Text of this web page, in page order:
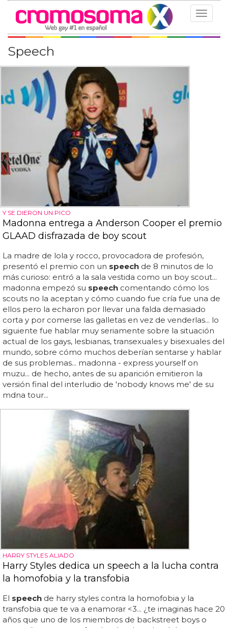
Toggle
Speech
Y SE DIERON UN PICO
Madonna entrega a Anderson Cooper el premio
GLAAD disfrazada de boy scout
La madre de lola y rocco, provocadora de profesión,
presentó el premio con un speech de 8 minutos de lo
más curioso: entró a la sala vestida como un boy scout...
madonna empezó su speech comentando cómo los
scouts no la aceptan y cómo cuando fue cría fue una de
ellos pero la echaron por llevar una falda demasiado
corta y por comerse las galletas en vez de venderlas... lo
siguiente fue hablar muy seriamente sobre la situación
actual de los gays, lesbianas, transexuales y bisexuales del
mundo, sobre cómo muchos deberían sentarse y hablar
de sus problemas... madonna - express yourself on
muzu... de hecho, antes de su aparición emitieron la
versión final del interludio de 'nobody knows me' de su
mdna tour...
HARRY STYLES ALIADO
Harry Styles dedica un speech a la lucha contra
la homofobia y la transfobia
El speech de harry styles contra la homofobia y la
transfobia que te va a enamorar <3... ¿te imaginas hace 20
años que uno de los miembros de backstreet boys o